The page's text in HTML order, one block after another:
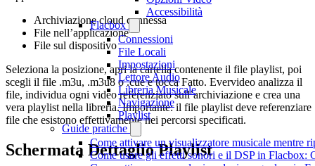
Accessibilità
Flacbox
Connessioni
File Locali
Impostazioni
Lettore Audio
Libreria Musicale
Navigazione
Playlist
Guide pratiche
Come attivare un visualizzatore musicale mentre
Come usare gli effetti sonori e il DSP in Flacbox:
Archiviazione cloud connessa
File nell’applicazione
File sul dispositivo
Seleziona la posizione, apri la cartella contenente il file playlist, poi
scegli il file .m3u, .m3u8 o .cue e tocca Fatto. Evervideo analizza il
file, individua ogni video referenziato sull’archiviazione e crea una
vera playlist nella libreria. Importante: il file playlist deve referenziare
file che esistono effettivamente nei percorsi specificati.
Schermata Dettaglio Playlist